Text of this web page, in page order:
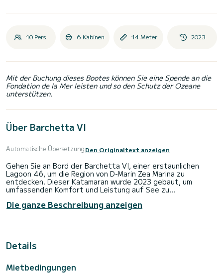
10 Pers. 6 Kabinen 14 Meter 2023
Mit der Buchung dieses Bootes können Sie eine Spende an die
Fondation de la Mer leisten und so den Schutz der Ozeane
unterstützen.
Über Barchetta VI
Automatische ÜbersetzungDen Originaltext anzeigen
Gehen Sie an Bord der Barchetta VI, einer erstaunlichen
Lagoon 46, um die Region von D-Marin Zea Marina zu
entdecken. Dieser Katamaran wurde 2023 gebaut, um
umfassenden Komfort und Leistung auf See zu
Das Boot verfügt über 6 Kabinen mit absolutem Komfort
Gesamtlänge von 14 Metern und 114 PS wird es Ihr bester
Gewässern von D-Marin Zea Marina verbringen.>
ausgestattet.
Die ganze Beschreibung anzeigen
Details
Mietbedingungen